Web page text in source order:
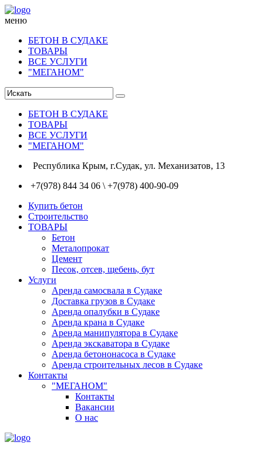
меню
БЕТОН В СУДАКЕ
ТОВАРЫ
ВСЕ УСЛУГИ
"МЕГАНОМ"
БЕТОН В СУДАКЕ
ТОВАРЫ
ВСЕ УСЛУГИ
"МЕГАНОМ"
Республика Крым, г.Судак, ул. Механизатов, 13
+7(978) 844 34 06 \ +7(978) 400-90-09
Купить бетон
Строительство
ТОВАРЫ
Бетон
Металопрокат
Цемент
Песок, отсев, щебень, бут
Услуги
Аренда самосвала в Судаке
Доставка грузов в Судаке
Аренда опалубки в Судаке
Аренда крана в Судаке
Аренда манипулятора в Судаке
Аренда экскаватора в Судаке
Аренда бетононасоса в Судаке
Аренда строительных лесов в Судаке
Контакты
"МЕГАНОМ"
Контакты
Вакансии
О нас